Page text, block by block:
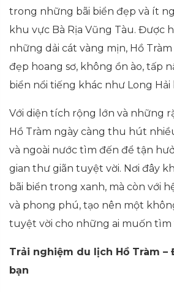
trong những bãi biển đẹp và ít
khu vực Bà Rịa Vũng Tàu. Được
những dải cát vàng mịn, Hồ
đẹp hoang sơ, không ồn ào, tấp
biển nổi tiếng khác như Long Hải
Với diện tích rộng lớn và những
Hồ Tràm ngày càng thu hút
và ngoài nước tìm đến để tận
gian thư giãn tuyệt vời. Nơi đây
bãi biển trong xanh, mà còn với
và phong phú, tạo nên một
tuyệt vời cho những ai muốn tìm
Trải nghiệm du lịch Hồ Tràm –
bạn